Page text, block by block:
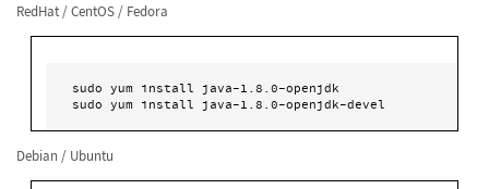
RedHat / CentOS / Fedora
sudo yum install java-1.8.0-openjdk
sudo yum install java-1.8.0-openjdk-devel
Debian / Ubuntu